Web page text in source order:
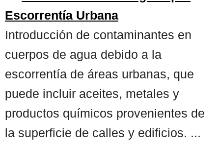
Escorrentía Urbana
Introducción de contaminantes en
cuerpos de agua debido a la
escorrentía de áreas urbanas, que
puede incluir aceites, metales y
productos químicos provenientes de
la superficie de calles y edificios. ...